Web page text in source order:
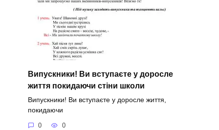
Випускники! Ви вступаєте у доросле
життя покидаючи стіни школи
Випускники! Ви вступаєте у доросле життя,
покидаючи
0 0